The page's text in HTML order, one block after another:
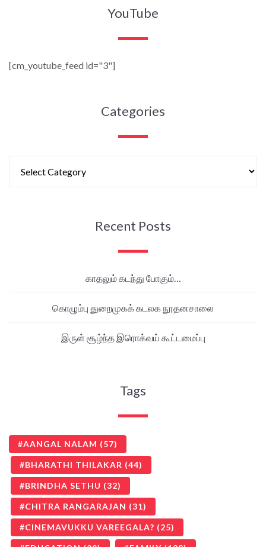
YouTube
[cm_youtube_feed id="3"]
Categories
Recent Posts
காதலும் கடந்து போகும்…
கொழும்பு துறைமுகக் கடலக நூதனசாலை
இருள் சூழ்ந்த இரொக்வய் கூட்டமைப்பு
Tags
AANGAL NALAM (57)
BHARATHI THILAKAR (44)
BRINDHA SETHU (32)
CHITRA RANGARAJAN (31)
CINEMAVUKKU VAREEGALA? (25)